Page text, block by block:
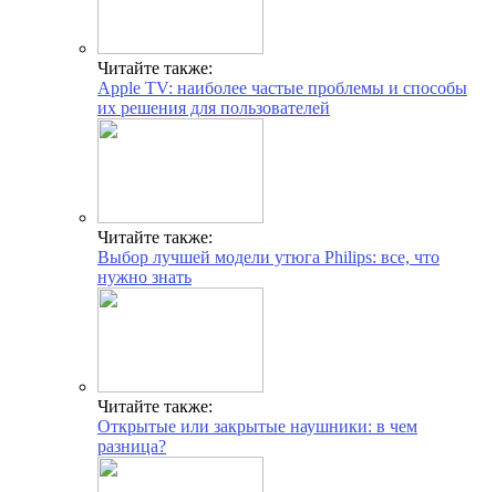
Читайте также:
Apple TV: наиболее частые проблемы и способы
их решения для пользователей
Читайте также:
Выбор лучшей модели утюга Philips: все, что
нужно знать
Читайте также:
Открытые или закрытые наушники: в чем
разница?